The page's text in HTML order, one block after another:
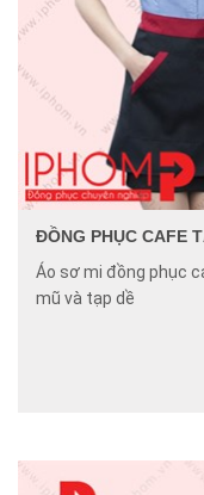
ĐỒNG PHỤC CAFE
Áo sơ mi đồng phục
mũ và tạp dề